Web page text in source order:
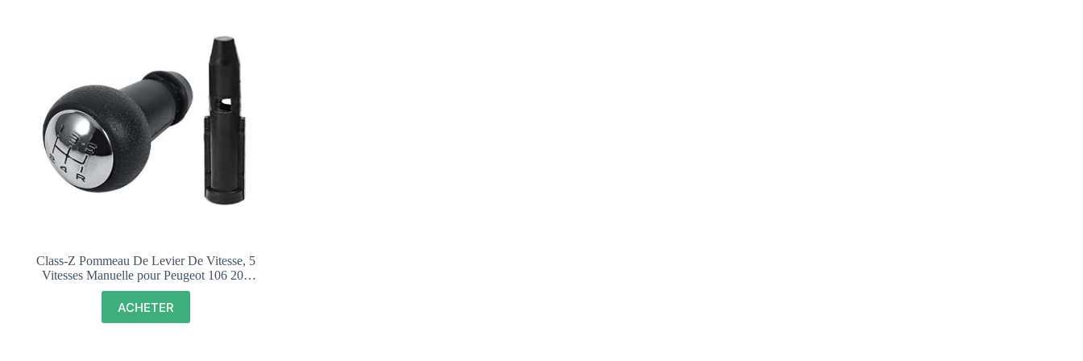
Class-Z Pommeau De Levier De Vitesse, 5
Vitesses Manuelle pour Peugeot 106 206
306 406 107 207 301 307 308 407 2008
3008 / Citroen C2 C4 Saxo XSARA
Picasso BERLING
ACHETER